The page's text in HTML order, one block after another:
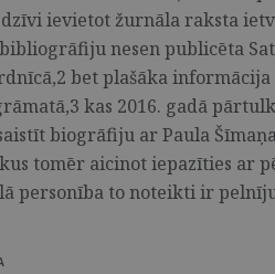
ievietot žurnāla raksta
nesen publicēta
bet plašāka
kas 2016. gadā
biogrāfiju ar Paula
tomēr aicinot iepazīties ar
personība to noteikti ir